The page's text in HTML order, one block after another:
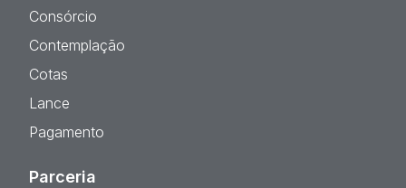
Consórcio
Contemplação
Cotas
Lance
Pagamento
Parceria